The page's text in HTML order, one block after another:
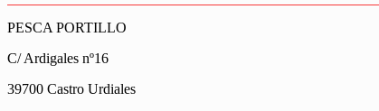
PESCA PORTILLO
C/ Ardigales nº16
39700 Castro Urdiales